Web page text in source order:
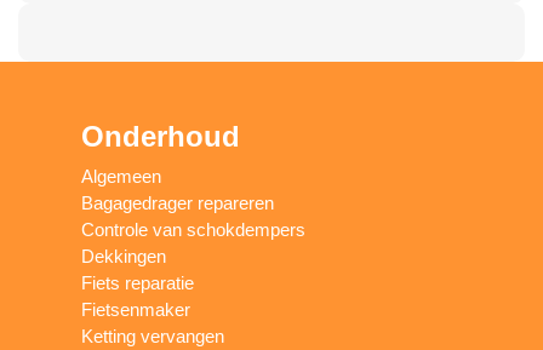
Onderhoud
Algemeen
Bagagedrager repareren
Controle van schokdempers
Dekkingen
Fiets reparatie
Fietsenmaker
Ketting vervangen